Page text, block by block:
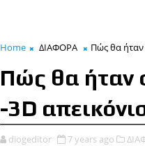
Home ΔΙΑΦΟΡΑ Πώς θα ήταν
Πώς θα ήταν
-3D
diogeditor 7 years ago